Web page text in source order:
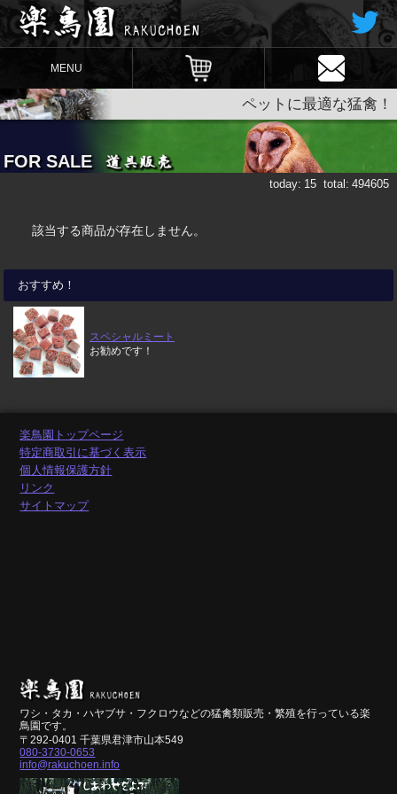
MENU
ペットに最適な猛禽！
FOR SALE
today: 15 total: 494605
該当する商品が存在しません。
おすすめ！
スペシャルミート
お勧めです！
楽鳥園トップページ
特定商取引に基づく表示
個人情報保護方針
リンク
サイトマップ
ワシ・タカ・ハヤブサ・フクロウなどの猛禽類販売・繁殖を行っている楽
鳥園です。
〒292-0401 千葉県君津市山本549
080-3730-0653
info@rakuchoen.info